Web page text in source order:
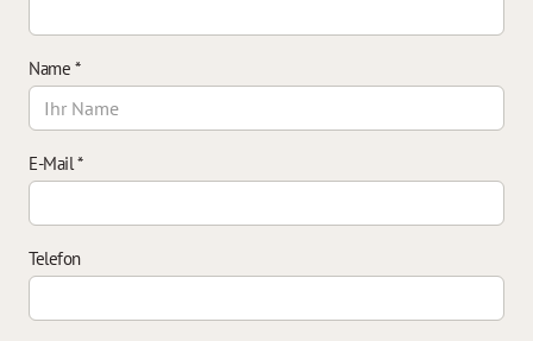
Name *
E-Mail*
Telefon